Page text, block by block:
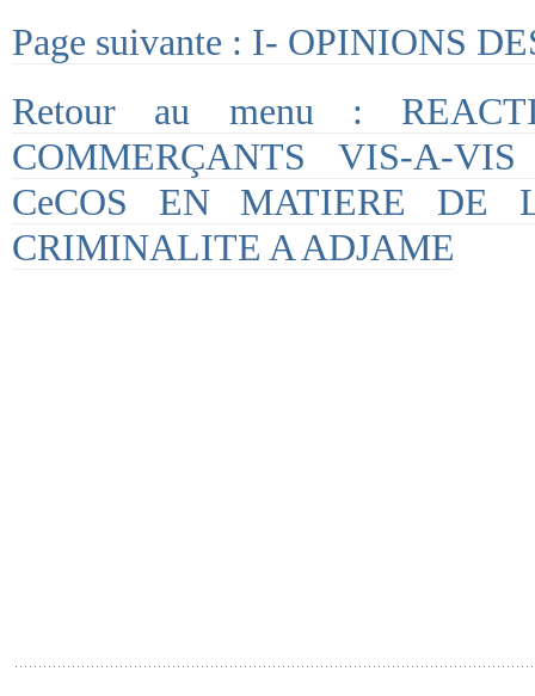
Page suivante : I- OPINIONS
Retour au menu :
COMMERÇANTS VIS-A-
CeCOS EN MATIERE DE
CRIMINALITE A ADJAME